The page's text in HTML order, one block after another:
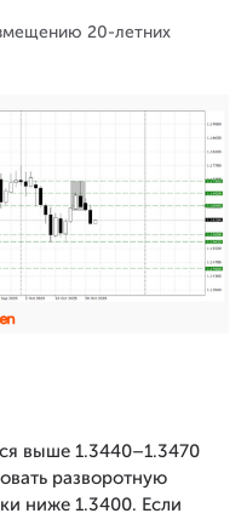
20-летних
выше 1.3440–1.3470
разворотную
ниже 1.3400. Если